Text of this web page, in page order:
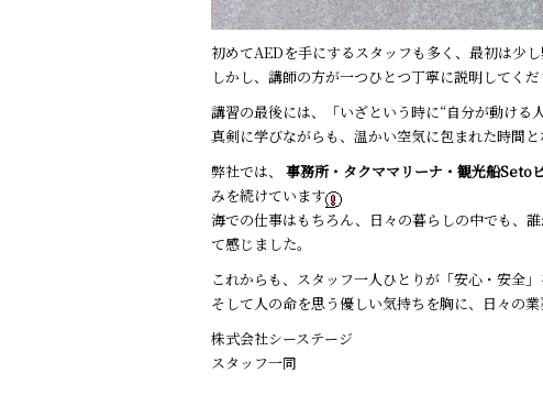
初めてAEDを手にするスタッフも多く、最初は少し
しかし、講師の方が一つひとつ丁寧に説明してくだ
講習の最後には、「いざという時に“自分が動ける
真剣に学びながらも、温かい空気に包まれた時間
弊社では、 事務所・タクママリーナ・観光船Seto
みを続けています
海での仕事はもちろん、日々の暮らしの中でも、
て感じました。
これからも、スタッフ一人ひとりが「安心・安全」
そして人の命を思う優しい気持ちを胸に、日々の業
株式会社シーステージ
スタッフ一同